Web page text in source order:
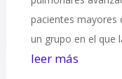
pacientes mayores
un grupo en el que
leer más